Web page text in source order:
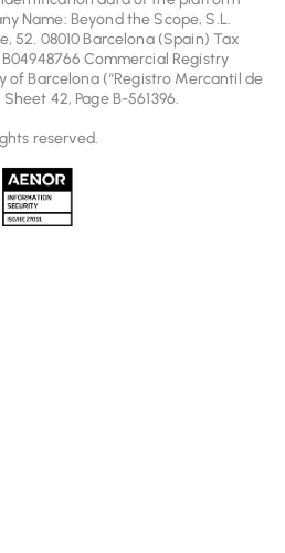
Name: Beyond the Scope, S.L.
52. 08010 Barcelona (Spain) Tax
Commercial Registry
of Barcelona (“Registro Mercantil de
42, Page B-561396.
reserved.